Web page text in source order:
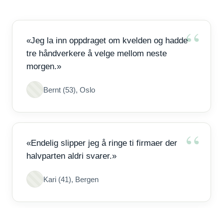
«Jeg la inn oppdraget om kvelden og hadde
tre håndverkere å velge mellom neste
morgen.»
Bernt (53), Oslo
«Endelig slipper jeg å ringe ti firmaer der
halvparten aldri svarer.»
Kari (41), Bergen